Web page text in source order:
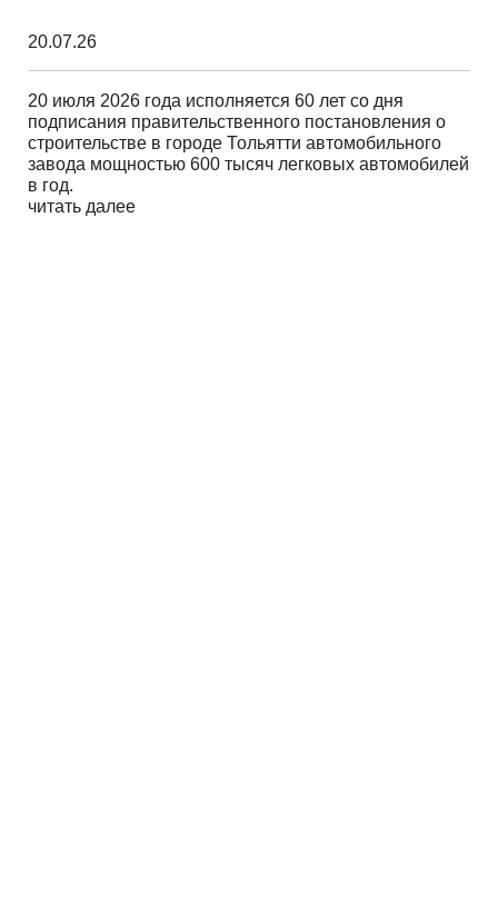
20.07.26
20 июля 2026 года исполняется 60 лет со дня
подписания правительственного постановления о
строительстве в городе Тольятти автомобильного
завода мощностью 600 тысяч легковых автомобилей
в год.
читать далее